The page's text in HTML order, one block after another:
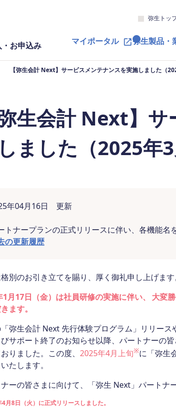
弥生トッ
・お申込み マイポータル 弥生製品・
【弥生会計 Next】サービスメンテナンスを実施しました（
弥生会計 Next】
ました（2025年3
年04月16日 更新
トナープランの正式リリースに伴い、各機能名
の更新履歴
別のお引き立てを賜り、厚く御礼申し上げます
1月17日（金）は社員研修の実施に伴い、 大変
ます。
弥生会計 Next 先行体験プログラム」リリー
サポート終了のお知らせ以降、パートナーの
りました。この度、 2025年4月上旬※に「弥生
たします。
ーの皆さまに向けて、「弥生 Next」パートナ
月8日（火）に正式リリースしました。